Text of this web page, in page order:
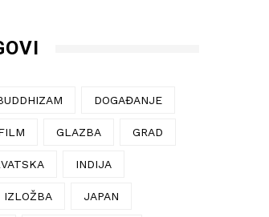
DOGAĐANJE
GLAZBA GRAD
INDIJA
IZLOŽBA JAPAN